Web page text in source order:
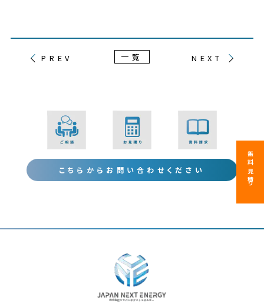
PREV 一覧 NEXT
こちらからお問い合わせください 無料見積り